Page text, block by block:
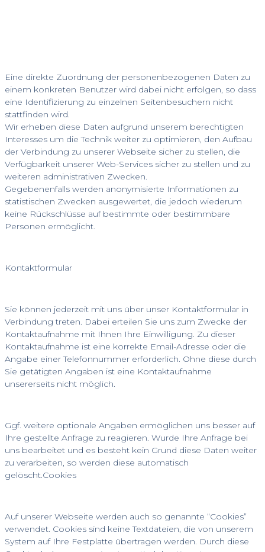
Eine direkte Zuordnung der personenbezogenen Daten zu
einem konkreten Benutzer wird dabei nicht erfolgen, so dass
eine Identifizierung zu einzelnen Seitenbesuchern nicht
stattfinden wird.
Wir erheben diese Daten aufgrund unserem berechtigten
Interesses um die Technik weiter zu optimieren, den Aufbau
der Verbindung zu unserer Webseite sicher zu stellen, die
Verfügbarkeit unserer Web-Services sicher zu stellen und zu
weiteren administrativen Zwecken.
Gegebenenfalls werden anonymisierte Informationen zu
statistischen Zwecken ausgewertet, die jedoch wiederum
keine Rückschlüsse auf bestimmte oder bestimmbare
Personen ermöglicht.
Kontaktformular
Sie können jederzeit mit uns über unser Kontaktformular in
Verbindung treten. Dabei erteilen Sie uns zum Zwecke der
Kontaktaufnahme mit Ihnen Ihre Einwilligung. Zu dieser
Kontaktaufnahme ist eine korrekte Email-Adresse oder die
Angabe einer Telefonnummer erforderlich. Ohne diese durch
Sie getätigten Angaben ist eine Kontaktaufnahme
unsererseits nicht möglich.
Ggf. weitere optionale Angaben ermöglichen uns besser auf
Ihre gestellte Anfrage zu reagieren. Wurde Ihre Anfrage bei
uns bearbeitet und es besteht kein Grund diese Daten weiter
zu verarbeiten, so werden diese automatisch
gelöscht.Cookies
Auf unserer Webseite werden auch so genannte “Cookies”
verwendet. Cookies sind keine Textdateien, die von unserem
System auf Ihre Festplatte übertragen werden. Durch diese